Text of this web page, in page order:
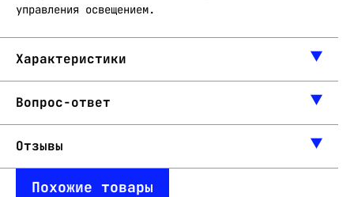
управления освещением.
Характеристики
Вопрос-ответ
Отзывы
Похожие товары